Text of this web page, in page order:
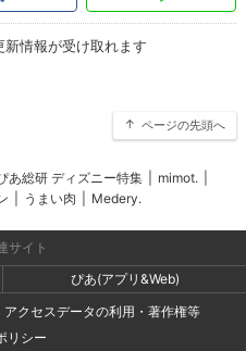
新情報が受け取れます
ページの先頭へ
あ総研 ディズニー特集 mimot.
うまい肉 Medery.
サイト
ぴあ(アプリ&Web)
アクセスデータの利用・著作権等
リシー